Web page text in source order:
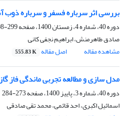
بررسی اثر سرباره فسفر و سرباره ذوب
دوره 40، شماره 4، زمستان 1400، صفحه
299-308
صادق طاهرمنش، ابراهیم نجفی کانی
مشاهده مقاله
اصل مقاله 555.83 K
مدل سازی و مطالعه تجربی ماندگی فاز
دوره 40، شماره 3، پاییز 1400، صفحه
273-284
اسمائیل اکبری، احد قائمی، محمد تقی صادقی